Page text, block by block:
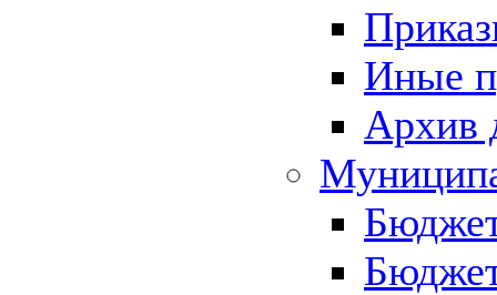
Иные
Архив